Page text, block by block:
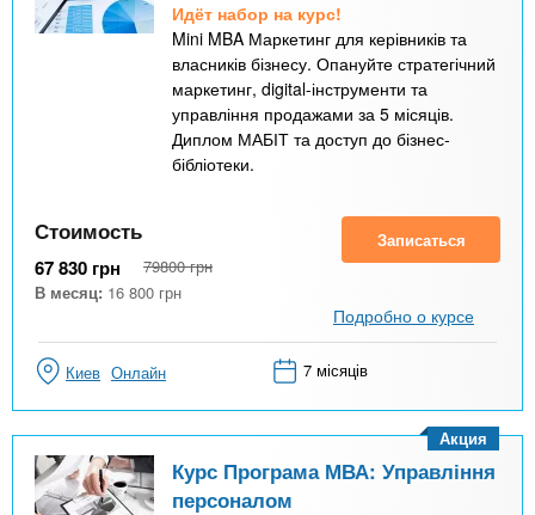
Идёт набор на курс!
Mini MBA Маркетинг для керівників та
власників бізнесу. Опануйте стратегічний
маркетинг, digital-інструменти та
управління продажами за 5 місяців.
Диплом МАБІТ та доступ до бізнес-
бібліотеки.
Стоимость
67 830 грн 79800 грн
В месяц: 16 800 грн
Записаться
Подробно о курсе
Киев Онлайн 7 місяців
Курс Програма МВА: Управління
персоналом
Акция